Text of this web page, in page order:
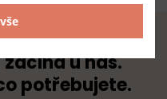
u nás.
potřebujete.